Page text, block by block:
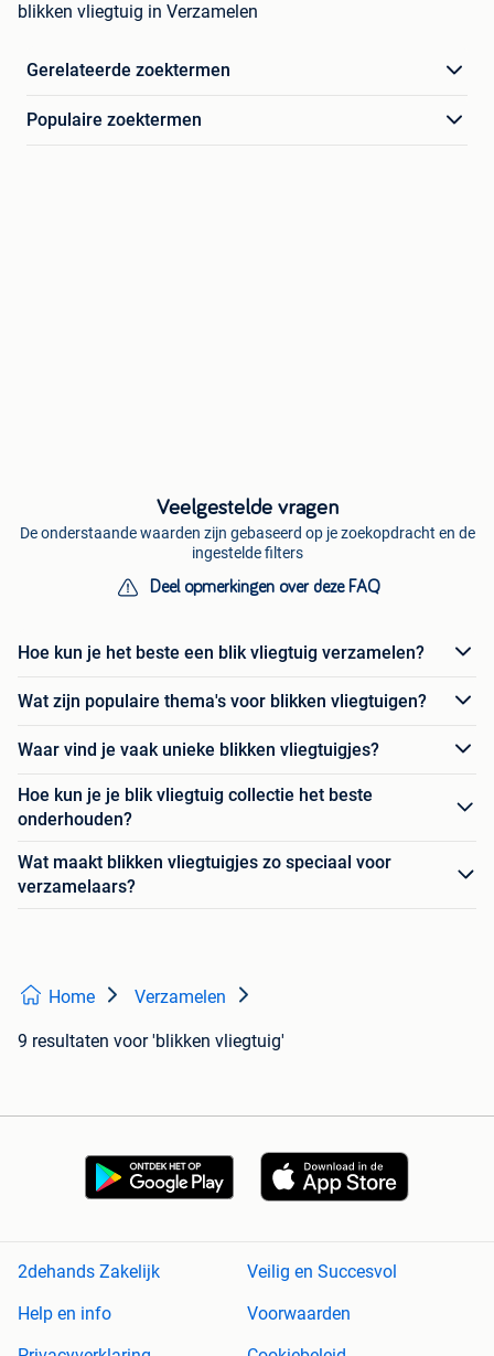
blikken vliegtuig in Verzamelen
Gerelateerde zoektermen
Populaire zoektermen
Veelgestelde vragen
De onderstaande waarden zijn gebaseerd op je zoekopdracht en de
ingestelde filters
Deel opmerkingen over deze FAQ
Hoe kun je het beste een blik vliegtuig verzamelen?
Wat zijn populaire thema's voor blikken vliegtuigen?
Waar vind je vaak unieke blikken vliegtuigjes?
Hoe kun je je blik vliegtuig collectie het beste
onderhouden?
Wat maakt blikken vliegtuigjes zo speciaal voor
verzamelaars?
Home Verzamelen
9 resultaten voor 'blikken vliegtuig'
2dehands Zakelijk
Veilig en Succesvol
Help en info
Voorwaarden